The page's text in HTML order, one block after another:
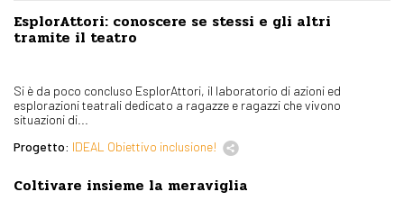
EsplorAttori: conoscere se stessi e gli altri
tramite il teatro
Si è da poco concluso EsplorAttori, il laboratorio di azioni ed
esplorazioni teatrali dedicato a ragazze e ragazzi che vivono
situazioni di...
Progetto: IDEAL Obiettivo inclusione!
Coltivare insieme la meraviglia